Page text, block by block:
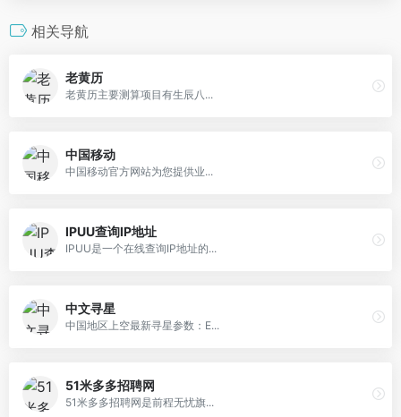
相关导航
老黄历
老黄历主要测算项目有生辰八...
中国移动
中国移动官方网站为您提供业...
IPUU查询IP地址
IPUU是一个在线查询IP地址的...
中文寻星
中国地区上空最新寻星参数：E...
51米多多招聘网
51米多多招聘网是前程无忧旗...